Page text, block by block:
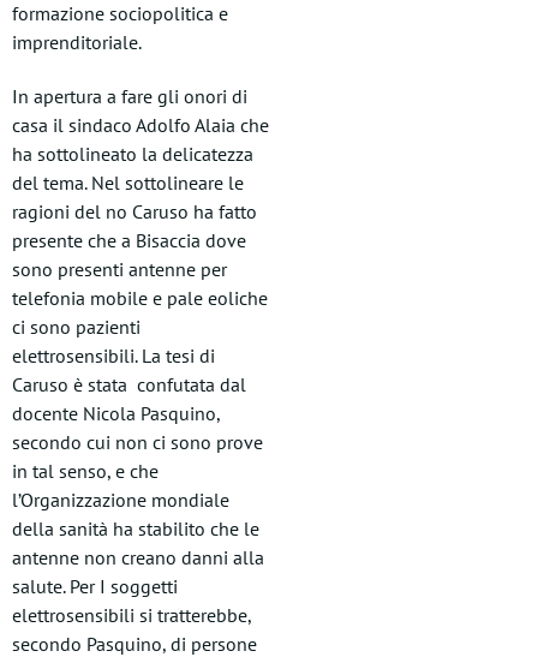
formazione sociopolitica e
imprenditoriale.
In apertura a fare gli onori di
casa il sindaco Adolfo Alaia che
ha sottolineato la delicatezza
del tema. Nel sottolineare le
ragioni del no Caruso ha fatto
presente che a Bisaccia dove
sono presenti antenne per
telefonia mobile e pale eoliche
ci sono pazienti
elettrosensibili. La tesi di
Caruso è stata confutata dal
docente Nicola Pasquino,
secondo cui non ci sono prove
in tal senso, e che
l’Organizzazione mondiale
della sanità ha stabilito che le
antenne non creano danni alla
salute. Per I soggetti
elettrosensibili si tratterebbe,
secondo Pasquino, di persone